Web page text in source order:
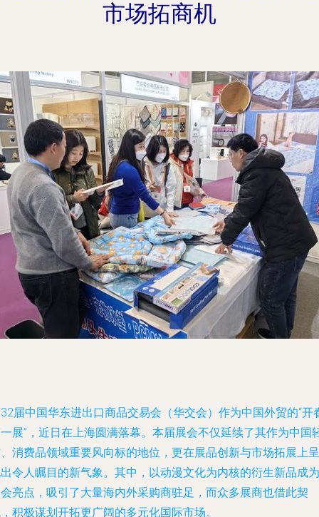
市场拓商机
届中国华东进出口商品交易会（华交会）作为中国外贸的“开
展”，近日在上海圆满落幕。本届展会不仅延续了其作为中国
消费品领域重要风向标的地位，更在展品创新与市场拓展上呈
令人瞩目的新气象。其中，以动漫文化为内核的衍生新品成为
亮点，吸引了大量海内外采购商驻足，而众多展商也借此契
积极谋划开拓更广阔的多元化国际市场。